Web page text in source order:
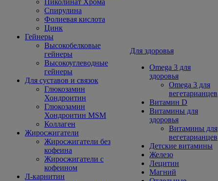
Пиколинат Хрома
Спирулина
Фолиевая кислота
Цинк
Гейнеры
Высокобелковые
гейнеры
Высокоуглеводные
гейнеры
Для суставов и связок
Глюкозамин
Хондроитин
Глюкозамин
Хондроитин MSM
Коллаген
Жиросжигатели
Жиросжигатели без
кофеина
Жиросжигатели с
кофеином
Л-карнитин
Для здоровья
Omega 3 для
здоровья
Omega 3 для
вегетарианцев
Витамин D
Витамины для
здоровья
Витамины для
вегетарианцев
Детские витамины
Железо
Лецитин
Магний